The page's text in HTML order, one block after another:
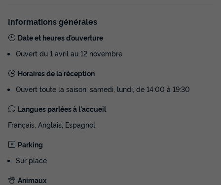
Informations générales
Date et heures d’ouverture
Ouvert du 1 avril au 12 novembre
Horaires de la réception
Ouvert toute la saison, samedi, lundi, de 14:00 à 19:30
Langues parlées à l'accueil
Français, Anglais, Espagnol
Parking
Sur place
Animaux